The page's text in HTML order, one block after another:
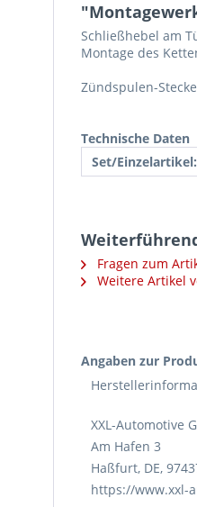
Schließhebel am
Montage des
Zündspulen-
Technische Daten
Set/Einzelartikel:
Fragen zum
Weitere Artikel
Angaben zur
XXL-Automotive
Am Hafen 3
Haßfurt, DE,
https://www.xxl-